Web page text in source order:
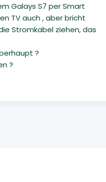
Galays S7 per Smart
TV auch , aber bricht
Stromkabel ziehen, das
?
?